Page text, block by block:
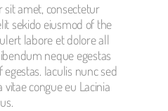
amet, consectetur
sekido eiusmod of the
labore et dolore all
neque egestas
Iaculis nunc sed
congue eu Lacinia